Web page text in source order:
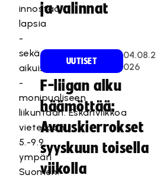
innostaa
lapsia
-
sekä
aikuisia
-
monipuoliseen
liikuntaan. Eskariviikkoa
vietetään
5.-9.9.
ympäri
Suomen.
ja valinnat
UUTISET
04.08.2
026
F-liigan alku
häämöttää:
Avauskierrokset
syyskuun toisella
viikolla